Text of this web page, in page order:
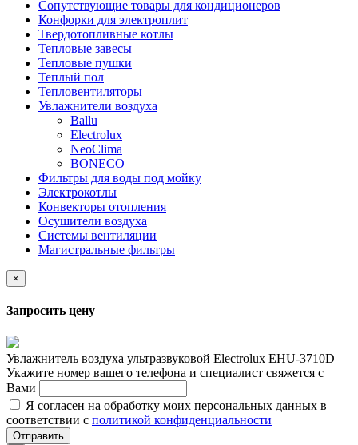
Сопутствующие товары для кондиционеров
Конфорки для электроплит
Твердотопливные котлы
Тепловые завесы
Тепловые пушки
Теплый пол
Тепловентиляторы
Увлажнители воздуха
Ballu
Electrolux
NeoClima
BONECO
Фильтры для воды под мойку
Электрокотлы
Конвекторы отопления
Осушители воздуха
Системы вентиляции
Магистральные фильтры
×
Запросить цену
Увлажнитель воздуха ультразвуковой Electrolux EHU-3710D
Укажите номер вашего телефона и специалист свяжется с
Вами
Я согласен на обработку моих персональных данных в
соответствии с политикой конфиденциальности
Отправить